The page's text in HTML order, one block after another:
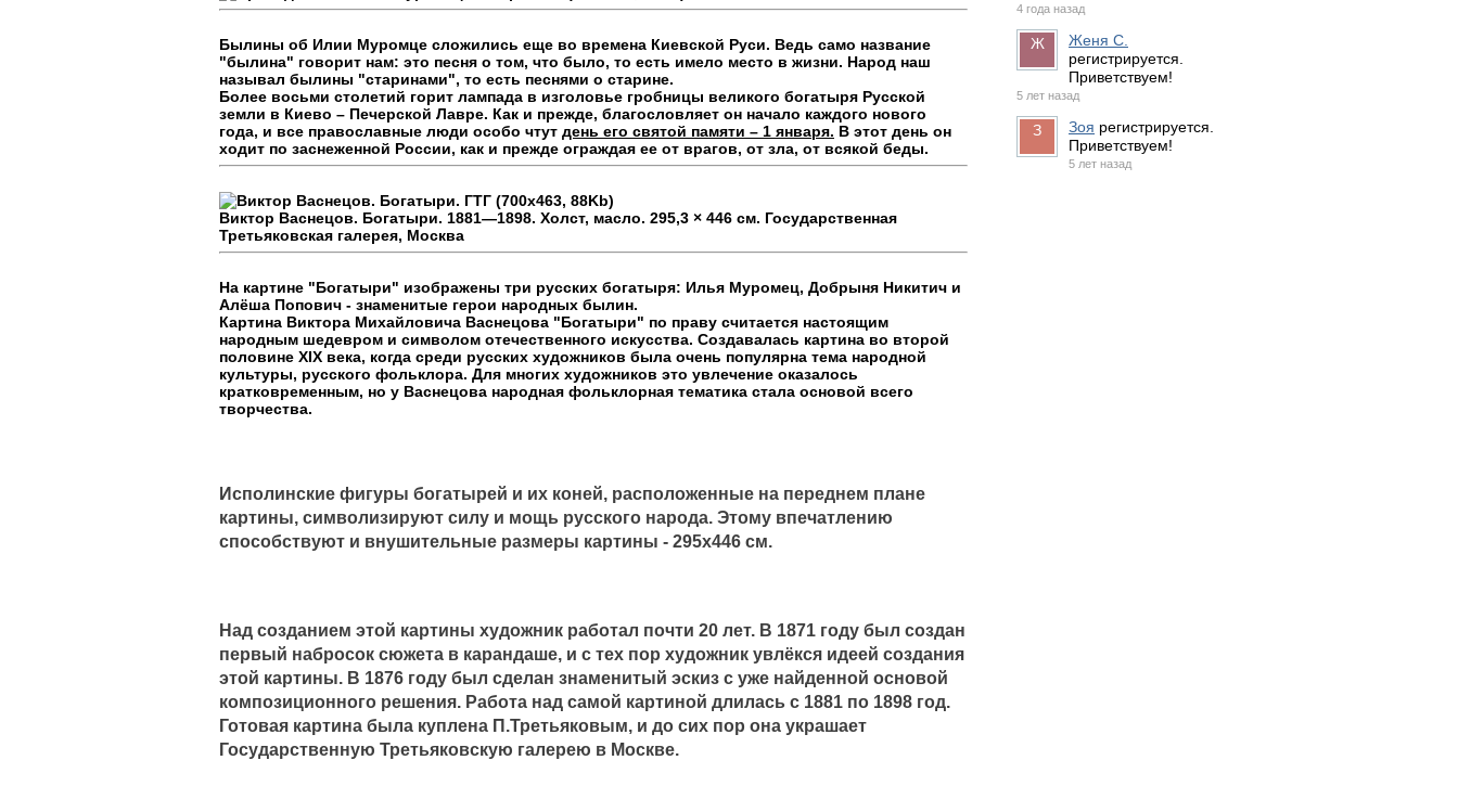
Былины об Илии Муромце сложились еще во времена Киевской Руси. Ведь само название
"былина" говорит нам: это песня о том, что было, то есть имело место в жизни. Народ наш
называл былины "старинами", то есть песнями о старине.
Более восьми столетий горит лампада в изголовье гробницы великого богатыря Русской
земли в Киево – Печерской Лавре. Как и прежде, благословляет он начало каждого нового
года, и все православные люди особо чтут день его святой памяти – 1 января. В этот день он
ходит по заснеженной России, как и прежде ограждая ее от врагов, от зла, от всякой беды.
Виктор Васнецов. Богатыри. 1881—1898. Холст, масло. 295,3 × 446 см. Государственная
Третьяковская галерея, Москва
На картине "Богатыри" изображены три русских богатыря: Илья Муромец, Добрыня Никитич и
Алёша Попович - знаменитые герои народных былин.
Картина Виктора Михайловича Васнецова "Богатыри" по праву считается настоящим
народным шедевром и символом отечественного искусства. Создавалась картина во второй
половине XIX века, когда среди русских художников была очень популярна тема народной
культуры, русского фольклора. Для многих художников это увлечение оказалось
кратковременным, но у Васнецова народная фольклорная тематика стала основой всего
творчества.
Исполинские фигуры богатырей и их коней, расположенные на переднем плане
картины, символизируют силу и мощь русского народа. Этому впечатлению
способствуют и внушительные размеры картины - 295х446 см.
Над созданием этой картины художник работал почти 20 лет. В 1871 году был создан
первый набросок сюжета в карандаше, и с тех пор художник увлёкся идеей создания
этой картины. В 1876 году был сделан знаменитый эскиз с уже найденной основой
композиционного решения. Работа над самой картиной длилась с 1881 по 1898 год.
Готовая картина была куплена П.Третьяковым, и до сих пор она украшает
Государственную Третьяковскую галерею в Москве.
4 года назад
Женя С.
регистрируется.
Приветствуем!
5 лет назад
Зоя регистрируется.
Приветствуем!
5 лет назад